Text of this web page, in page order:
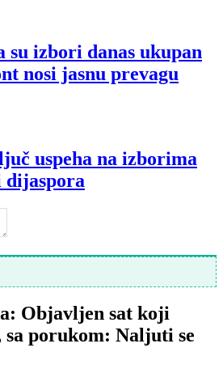
su izbori danas ukupan
nosi jasnu prevagu
uspeha na izborima
dijaspora
Objavljen sat koji
sa porukom: Naljuti se